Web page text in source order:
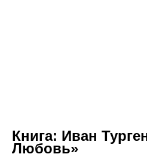
Книга: Иван
Любовь»